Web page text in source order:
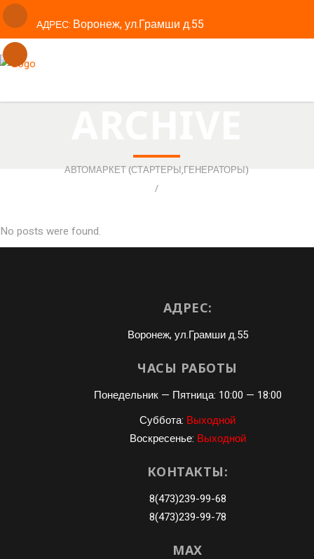
АДРЕС: Воронеж, ул.Грамши д.55
АВТОМАРКЕТ (СТАРТЕРЫ,ГЕНЕРАТОРЫ)
/
No posts were found.
АДРЕС:
Воронеж, ул.Грамши д.55
ЧАСЫ РАБОТЫ
Понедельник — Пятница: 10:00 — 18:00
Суббота: Выходной
Воскресенье: Выходной
КОНТАКТЫ:
8(473)239-99-68
8(473)239-99-78
MAX